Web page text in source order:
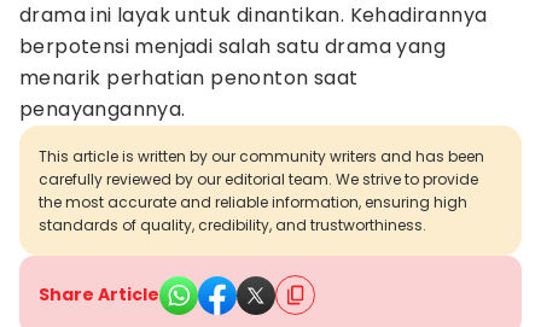
drama ini layak untuk dinantikan. Kehadirannya
berpotensi menjadi salah satu drama yang
menarik perhatian penonton saat
penayangannya.
This article is written by our community writers and has been
carefully reviewed by our editorial team. We strive to provide
the most accurate and reliable information, ensuring high
standards of quality, credibility, and trustworthiness.
Share Article